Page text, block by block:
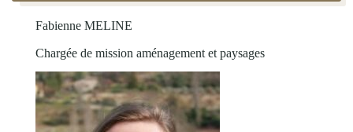
Fabienne MELINE
Chargée de mission aménagement et paysages